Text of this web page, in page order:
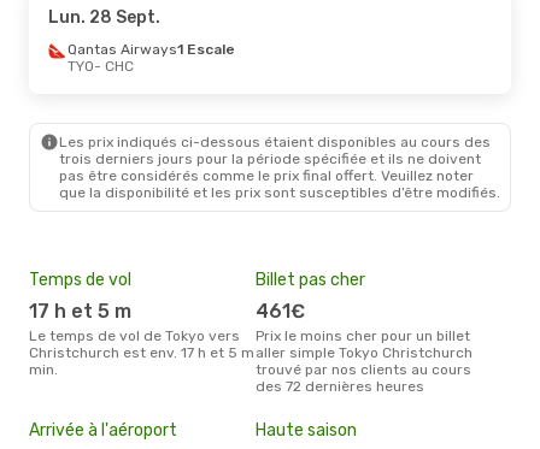
Qantas Airways
TYO- CHC
Qantas Airways1 Escale
CHC
- TYO
Lun. 28 Sept.
Qantas Airways1 Escale
TYO- CHC
Les prix indiqués ci-dessous étaient disponibles au cours des
trois derniers jours pour la période spécifiée et ils ne doivent
pas être considérés comme le prix final offert. Veuillez noter
que la disponibilité et les prix sont susceptibles d’être modifiés.
Temps de vol
17 h et 5 m
Le temps de vol de Tokyo vers
Christchurch est env. 17 h et 5 m
min.
Billet pas cher
461€
Prix le moins cher pour un billet
aller simple Tokyo Christchurch
trouvé par nos clients au cours
des 72 dernières heures
Arrivée à l'aéroport Haute saison